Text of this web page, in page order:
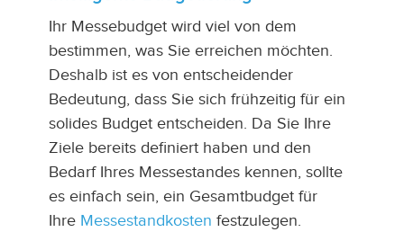
Ihr Messebudget wird viel von dem
bestimmen, was Sie erreichen möchten.
Deshalb ist es von entscheidender
Bedeutung, dass Sie sich frühzeitig für ein
solides Budget entscheiden. Da Sie Ihre
Ziele bereits definiert haben und den
Bedarf Ihres Messestandes kennen, sollte
es einfach sein, ein Gesamtbudget für
Ihre Messestandkosten festzulegen.